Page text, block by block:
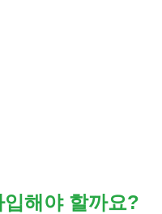
해야 할까요?